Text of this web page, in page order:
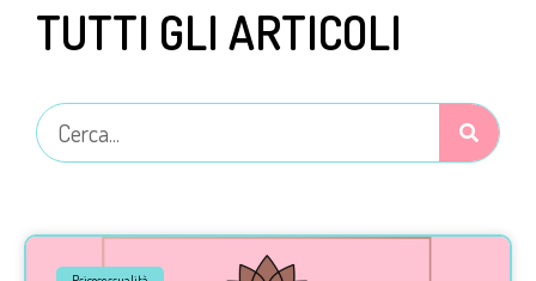
TUTTI GLI ARTICOLI